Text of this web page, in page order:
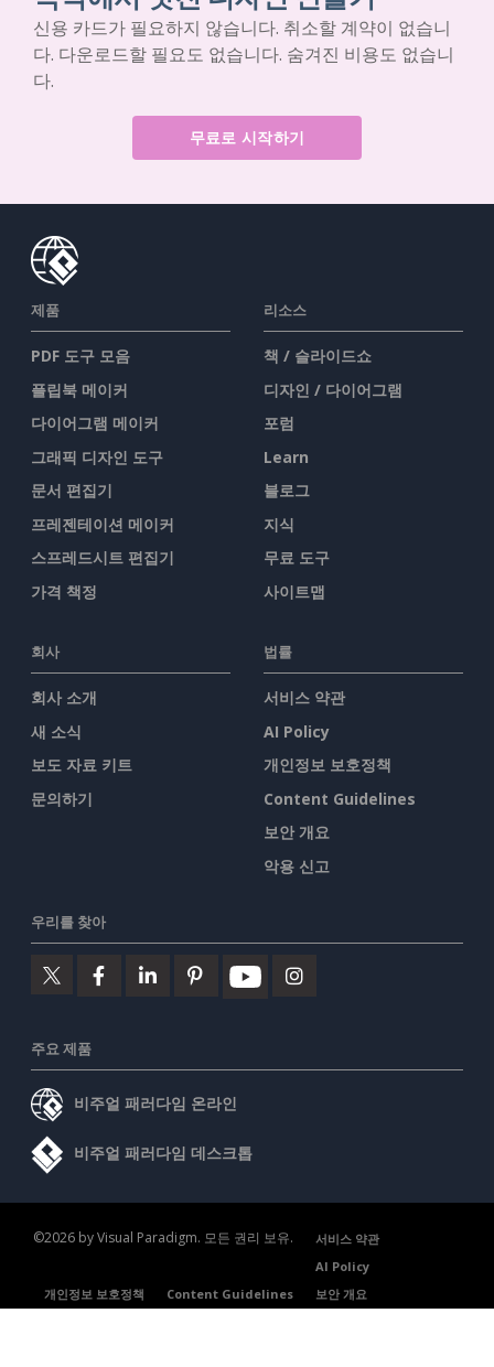
신용 카드가 필요하지 않습니다. 취소할 계약이 없습니
다. 다운로드할 필요도 없습니다. 숨겨진 비용도 없습니
다.
무료로 시작하기
제품
PDF 도구 모음
플립북 메이커
다이어그램 메이커
그래픽 디자인 도구
문서 편집기
프레젠테이션 메이커
스프레드시트 편집기
가격 책정
리소스
책 / 슬라이드쇼
디자인 / 다이어그램
포럼
Learn
블로그
지식
무료 도구
사이트맵
회사
회사 소개
새 소식
보도 자료 키트
문의하기
법률
서비스 약관
AI Policy
개인정보 보호정책
Content Guidelines
보안 개요
악용 신고
우리를 찾아
주요 제품
비주얼 패러다임 온라인
비주얼 패러다임 데스크톱
©2026 by Visual Paradigm. 모든 권리 보유.
서비스 약관
AI Policy
개인정보 보호정책
Content Guidelines 보안 개요